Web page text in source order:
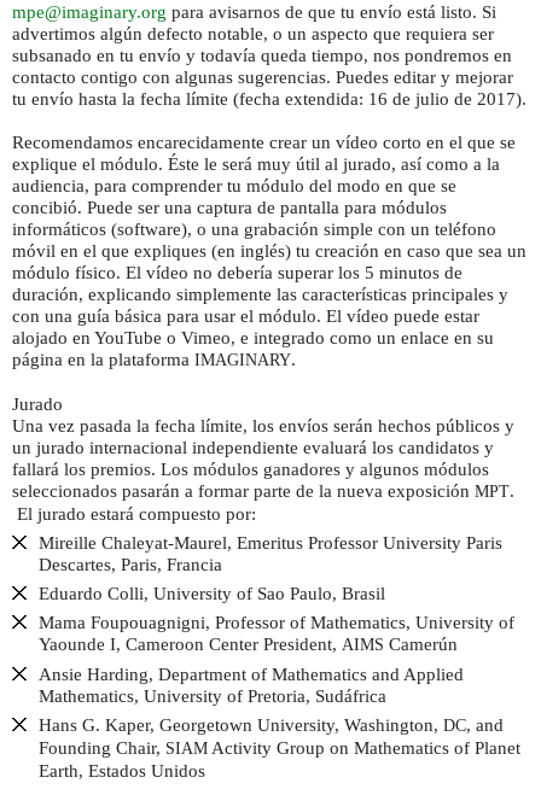
mpe@imaginary.org para avisarnos de que tu envío está listo. Si
advertimos algún defecto notable, o un aspecto que requiera ser
subsanado en tu envío y todavía queda tiempo, nos pondremos en
contacto contigo con algunas sugerencias. Puedes editar y mejorar
tu envío hasta la fecha límite (fecha extendida: 16 de julio de 2017).
Recomendamos encarecidamente crear un vídeo corto en el que se
explique el módulo. Éste le será muy útil al jurado, así como a la
audiencia, para comprender tu módulo del modo en que se
concibió. Puede ser una captura de pantalla para módulos
informáticos (software), o una grabación simple con un teléfono
móvil en el que expliques (en inglés) tu creación en caso que sea un
módulo físico. El vídeo no debería superar los 5 minutos de
duración, explicando simplemente las características principales y
con una guía básica para usar el módulo. El vídeo puede estar
alojado en YouTube o Vimeo, e integrado como un enlace en su
página en la plataforma IMAGINARY.
Jurado
Una vez pasada la fecha límite, los envíos serán hechos públicos y
un jurado internacional independiente evaluará los candidatos y
fallará los premios. Los módulos ganadores y algunos módulos
seleccionados pasarán a formar parte de la nueva exposición MPT.
El jurado estará compuesto por:
Mireille Chaleyat-Maurel, Emeritus Professor University Paris
Descartes, Paris, Francia
Eduardo Colli, University of Sao Paulo, Brasil
Mama Foupouagnigni, Professor of Mathematics, University of
Yaounde I, Cameroon Center President, AIMS Camerún
Ansie Harding, Department of Mathematics and Applied
Mathematics, University of Pretoria, Sudáfrica
Hans G. Kaper, Georgetown University, Washington, DC, and
Founding Chair, SIAM Activity Group on Mathematics of Planet
Earth, Estados Unidos